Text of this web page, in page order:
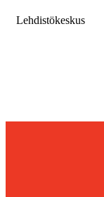
Lehdistökeskus